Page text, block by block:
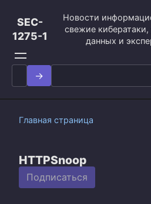
контенту
SEC-
1275-1
Новости
свежие
данных и
Search
for:
Главная страница
HTTPSnoop
Подписаться